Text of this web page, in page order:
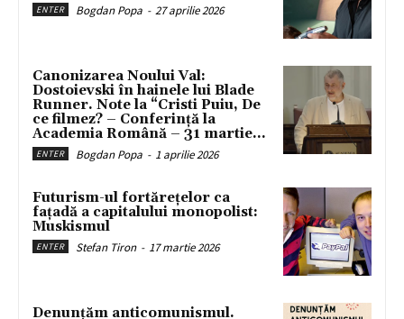
ENTER Bogdan Popa - 27 aprilie 2026
Canonizarea Noului Val:
Dostoievski în hainele lui Blade
Runner. Note la “Cristi Puiu, De
ce filmez? – Conferință la
Academia Română – 31 martie...
ENTER Bogdan Popa - 1 aprilie 2026
Futurism-ul fortărețelor ca
fațadă a capitalului monopolist:
Muskismul
ENTER Stefan Tiron - 17 martie 2026
Denunțăm anticomunismul.